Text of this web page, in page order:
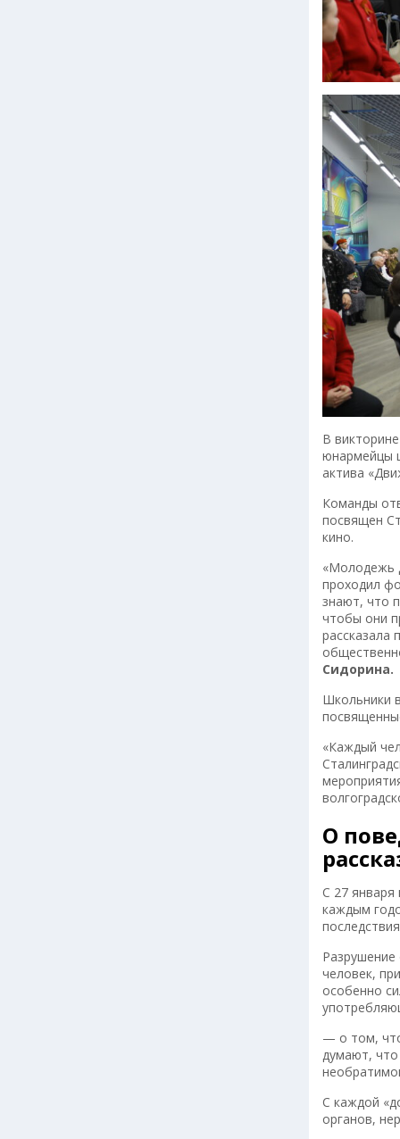
В
юнармейцы
актива
Команды
посвящен
кино.
«Молодежь
проходил
знают, что
чтобы они
рассказала
Сидорина.
Школьники
«Каждый
О
С 27 января
каждым
человек,
особенно
— о том,
думают,
С каждой
органов,